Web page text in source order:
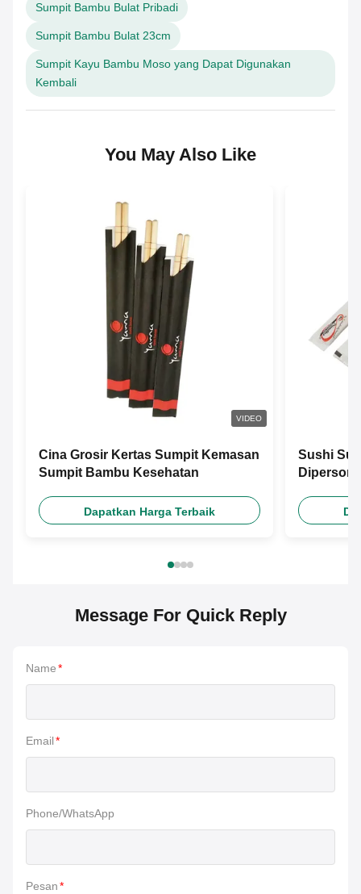
Sumpit Bambu Bulat Pribadi
Sumpit Bambu Bulat 23cm
Sumpit Kayu Bambu Moso yang Dapat Digunakan
Kembali
You May Also Like
VIDEO
Cina Grosir Kertas Sumpit Kemasan
Sumpit Bambu Kesehatan
Dapatkan Harga Terbaik
Sushi
Message For Quick Reply
Name*
Email*
Phone/WhatsApp
Pesan*